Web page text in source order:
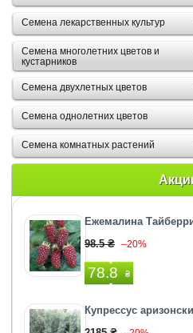
Семена лекарственных культур
Семена многолетних цветов и
кустарников
Семена двухлетных цветов
Семена однолетних цветов
Семена комнатных растений
Ежемалина
98.5 ₴ –20%
78.8 ₴
Купрессус